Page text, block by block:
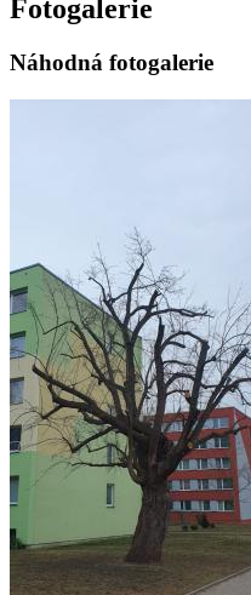
Fotogalerie
Náhodná fotogalerie